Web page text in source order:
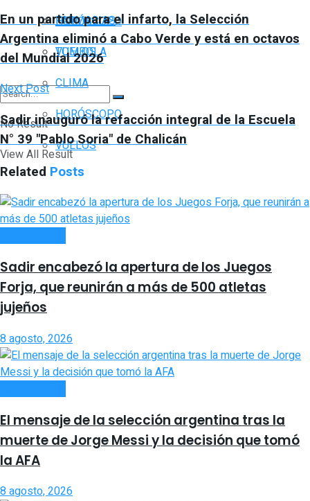
HORÓSCOPO
VUELOS
No Result
View All Result
FARMACIAS
TOMBOLA
CLIMA
HORÓSCOPO
VUELOS
En un partido para el infarto, la Selección
Argentina eliminó a Cabo Verde y está en octavos
del Mundial 2026
Next Post
Sadir inauguró la refacción integral de la Escuela
N° 39 "Pablo Soria" de Chalicán
Related Posts
Sadir encabezó la apertura de los Juegos
Forja, que reunirán a más de 500 atletas
jujeños
8 agosto, 2026
El mensaje de la selección argentina tras la
muerte de Jorge Messi y la decisión que tomó
la AFA
8 agosto, 2026